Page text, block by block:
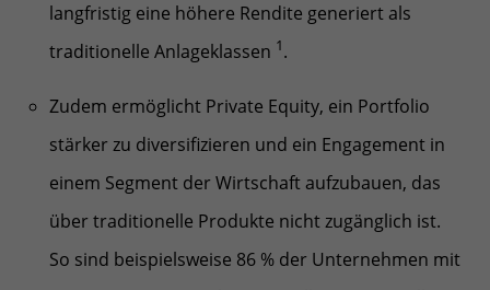
langfristig eine höhere Rendite generiert als
traditionelle Anlageklassen 1.
Zudem ermöglicht Private Equity, ein Portfolio
stärker zu diversifizieren und ein Engagement in
einem Segment der Wirtschaft aufzubauen, das
über traditionelle Produkte nicht zugänglich ist.
So sind beispielsweise 86 % der Unternehmen mit